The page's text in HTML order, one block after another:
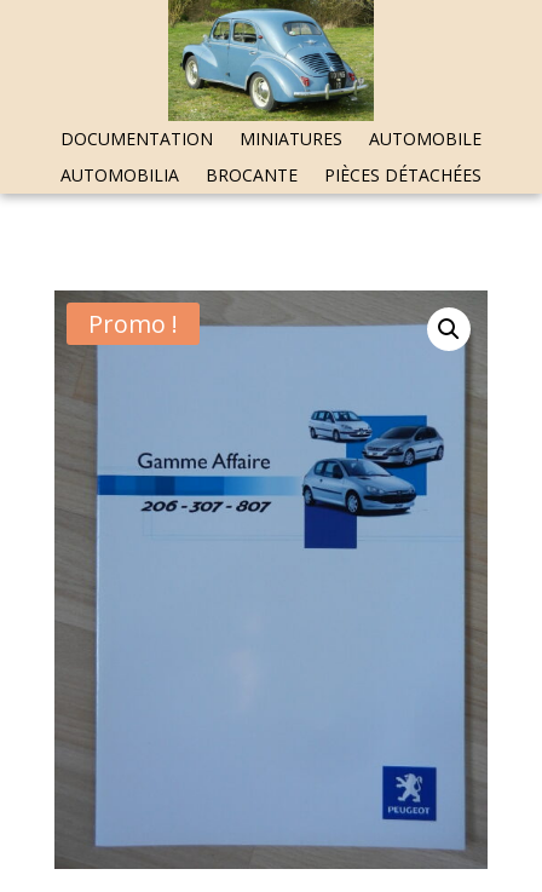
DOCUMENTATION MINIATURES
AUTOMOBILE
AUTOMOBILIA
BROCANTE PIÈCES DÉTACHÉES
Promo !